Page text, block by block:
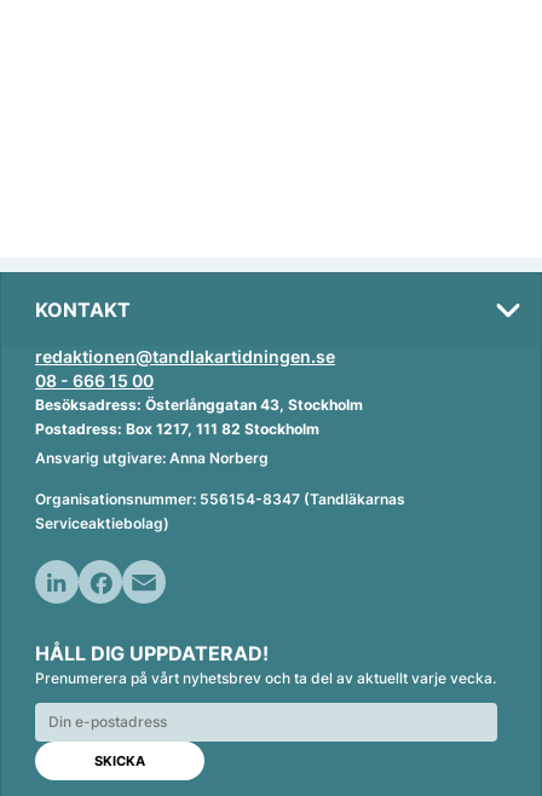
KONTAKT
redaktionen@tandlakartidningen.se
08 - 666 15 00
Besöksadress: Österlånggatan 43, Stockholm
Postadress: Box 1217, 111 82 Stockholm
Ansvarig utgivare: Anna Norberg
Organisationsnummer: 556154-8347 (Tandläkarnas
Serviceaktiebolag)
n
k
e
d
n
c
e
b
o
o
k
a
i
l
HÅLL DIG UPPDATERAD!
Prenumerera på vårt nyhetsbrev och ta del av aktuellt varje vecka.